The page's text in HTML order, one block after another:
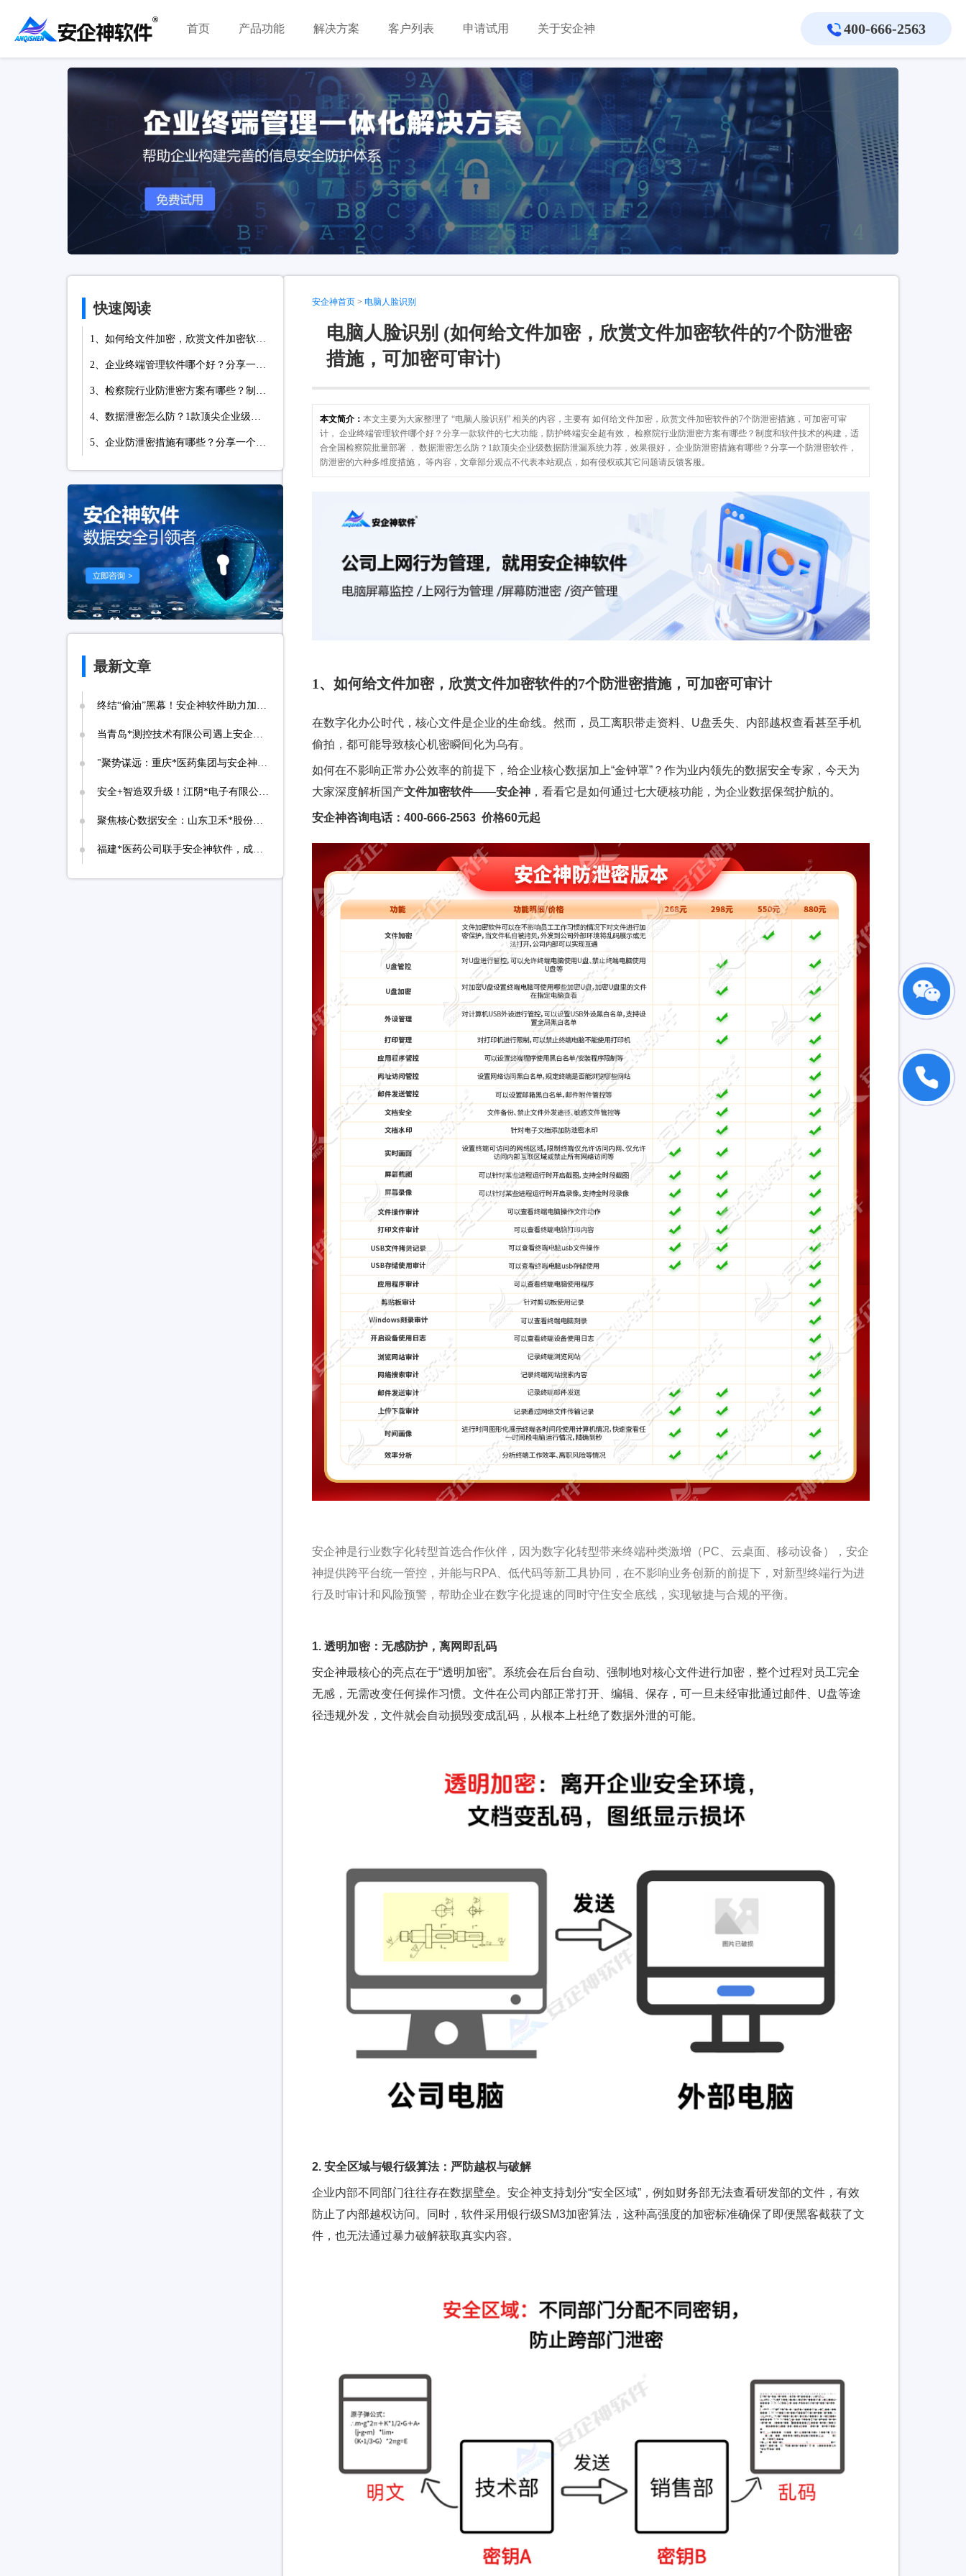
首页 产品功能 解决方案 客户列表 申请试用 关于安企神 400-666-2563
快速阅读
1、如何给文件加密，欣赏文件加密软件的7个防泄密措施，可加密可审计
2、企业终端管理软件哪个好？分享一款软件的七大功能，防护终端安全超有效
3、检察院行业防泄密方案有哪些？制度和软件技术的构建，适合全国检察院批量部署
4、数据泄密怎么防？1款顶尖企业级数据防泄漏系统力荐，效果很好
5、企业防泄密措施有哪些？分享一个防泄密软件，防泄密的六种多维度措施
最新文章
安企神首页 >电脑人脸识别
电脑人脸识别 (如何给文件加密，欣赏文件加密软件的7个防泄密
措施，可加密可审计)
本文简介：本文主要为大家整理了 “电脑人脸识别” 相关的内容，主要有 如何给文件加密，欣赏文件加密软件的7个防泄密措施，可加密可审
计， 企业终端管理软件哪个好？分享一款软件的七大功能，防护终端安全超有效， 检察院行业防泄密方案有哪些？制度和软件技术的构建，适
合全国检察院批量部署 ， 数据泄密怎么防？1款顶尖企业级数据防泄漏系统力荐，效果很好， 企业防泄密措施有哪些？分享一个防泄密软件，
防泄密的六种多维度措施， 等内容，文章部分观点不代表本站观点，如有侵权或其它问题请反馈客服。
1、如何给文件加密，欣赏文件加密软件的7个防泄密措施，可加密可审计
在数字化办公时代，核心文件是企业的生命线。然而，员工离职带走资料、U盘丢失、内部越权查看甚至手机
偷拍，都可能导致核心机密瞬间化为乌有。
如何在不影响正常办公效率的前提下，给企业核心数据加上“金钟罩”？作为业内领先的数据安全专家，今天为
大家深度解析国产文件加密软件——安企神 ，看看它是如何通过七大硬核功能，为企业数据保驾护航的。
安企神咨询电话：400-666-2563 价格60元起
安企神是行业数字化转型首选合作伙伴，因为数字化转型带来终端种类激增（PC、云桌面、移动设备），安企
神提供跨平台统一管控，并能与RPA、低代码等新工具协同，在不影响业务创新的前提下，对新型终端行为进
行及时审计和风险预警，帮助企业在数字化提速的同时守住安全底线，实现敏捷与合规的平衡。
1. 透明加密：无感防护，离网即乱码
安企神最核心的亮点在于“透明加密”。系统会在后台自动、强制地对核心文件进行加密，整个过程对员工完全
无感，无需改变任何操作习惯。文件在公司内部正常打开、编辑、保存，可一旦未经审批通过邮件、U盘等途
径违规外发，文件就会自动损毁变成乱码，从根本上杜绝了数据外泄的可能。
2. 安全区域与银行级算法：严防越权与破解
企业内部不同部门往往存在数据壁垒。安企神支持划分“安全区域”，例如财务部无法查看研发部的文件，有效
防止了内部越权访问。同时，软件采用银行级SM3加密算法，这种高强度的加密标准确保了即便黑客截获了文
件，也无法通过暴力破解获取真实内容。